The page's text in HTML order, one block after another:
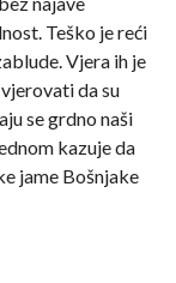
Teško je reći
Vjera ih je
da su
se grdno naši
kazuje da
jame Bošnjake